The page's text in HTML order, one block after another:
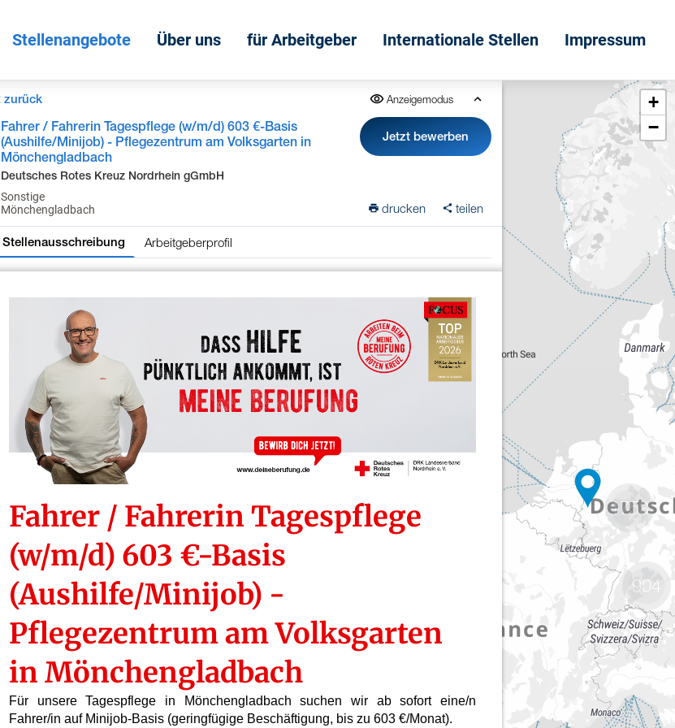
Stellenangebote Über uns für Arbeitgeber Internationale Stellen Impressum
zurück Anzeigemodus
Fahrer / Fahrerin Tagespflege (w/m/d) 603 €-Basis
(Aushilfe/Minijob) - Pflegezentrum am Volksgarten in
Mönchengladbach
Deutsches Rotes Kreuz Nordrhein gGmbH
Sonstige
Mönchengladbach
Jetzt bewerben
drucken teilen
Stellenausschreibung Arbeitgeberprofil
1753
904
+
−